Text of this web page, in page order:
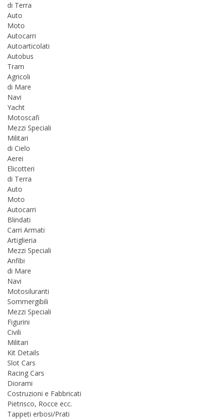
di Terra
Auto
Moto
Autocarri
Autoarticolati
Autobus
Tram
Agricoli
di Mare
Navi
Yacht
Motoscafi
Mezzi Speciali
Militari
di Cielo
Aerei
Elicotteri
di Terra
Auto
Moto
Autocarri
Blindati
Carri Armati
Artiglieria
Mezzi Speciali
Anfibi
di Mare
Navi
Motosiluranti
Sommergibili
Mezzi Speciali
Figurini
Civili
Militari
Kit Details
Slot Cars
Racing Cars
Diorami
Costruzioni e Fabbricati
Pietrisco, Rocce ecc.
Tappeti erbosi/Prati